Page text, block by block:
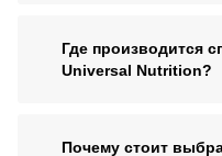
Где производится
Universal Nutrition?
Почему стоит